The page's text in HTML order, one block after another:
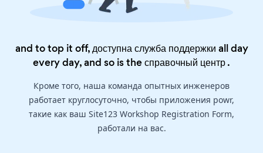
and to top it off, доступна служба поддержки all day
every day, and so is theсправочный центр.
Кроме того, наша команда опытных инженеров
работает круглосуточно, чтобы приложения powr,
такие как ваш Site123 Workshop Registration Form,
работали на вас.